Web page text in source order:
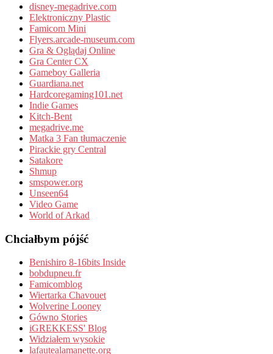
disney-megadrive.com
Elektroniczny Plastic
Famicom Mini
Flyers.arcade-museum.com
Gra & Oglądaj Online
Gra Center CX
Gameboy Galleria
Guardiana.net
Hardcoregaming101.net
Indie Games
Kitch-Bent
megadrive.me
Matka 3 Fan tłumaczenie
Pirackie gry Central
Satakore
Shmup
smspower.org
Unseen64
Video Game
World of Arkad
Chciałbym pójść
Benishiro 8-16bits Inside
bobdupneu.fr
Famicomblog
Wiertarka Chavouet
Wolverine Looney
Gówno Stories
iGREKKESS' Blog
Widziałem wysokie
lafautealamanette.org